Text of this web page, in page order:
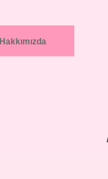
Hakkımızda